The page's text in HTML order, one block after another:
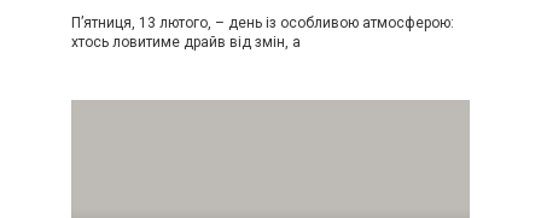
П’ятниця, 13 лютого, – день із особливою атмосферою:
хтось ловитиме драйв від змін, а